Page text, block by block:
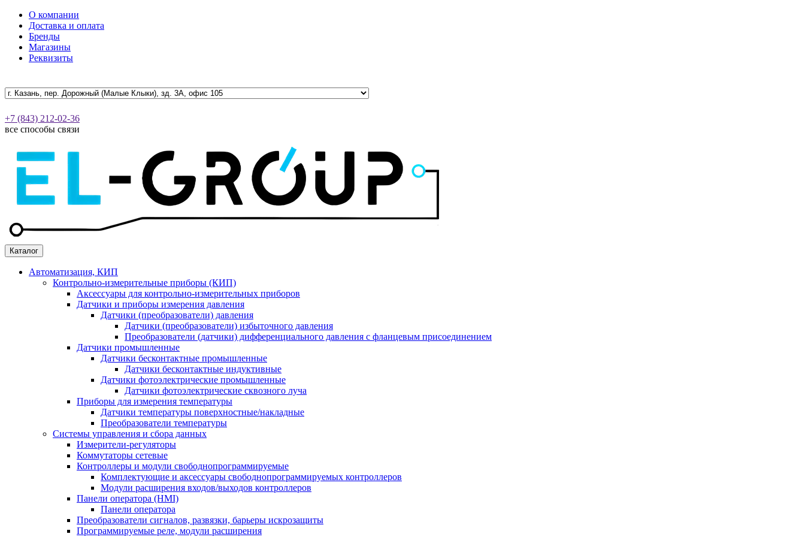
О компании
Доставка и оплата
Бренды
Магазины
Реквизиты
+7 (843) 212-02-36
все способы связи
Каталог
Автоматизация, КИП
Контрольно-измерительные приборы (КИП)
Аксессуары для контрольно-измерительных приборов
Датчики и приборы измерения давления
Датчики (преобразователи) давления
Датчики (преобразователи) избыточного давления
Преобразователи (датчики) дифференциального давления с фланцевым присоединением
Датчики промышленные
Датчики бесконтактные промышленные
Датчики бесконтактные индуктивные
Датчики фотоэлектрические промышленные
Датчики фотоэлектрические сквозного луча
Приборы для измерения температуры
Датчики температуры поверхностные/накладные
Преобразователи температуры
Системы управления и сбора данных
Измерители-регуляторы
Коммутаторы сетевые
Контроллеры и модули свободнопрограммируемые
Комплектующие и аксессуары свободнопрограммируемых контроллеров
Модули расширения входов/выходов контроллеров
Панели оператора (HMI)
Панели оператора
Преобразователи сигналов, развязки, барьеры искрозащиты
Программируемые реле, модули расширения